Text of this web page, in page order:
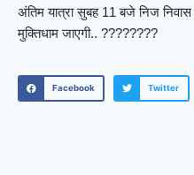
अंतिम यात्रा सुबह 11 बजे निज निवास
मुक्तिधाम जाएगी.. ????????
Facebook Twitter